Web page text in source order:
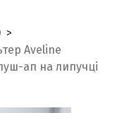
Aveline
ап на липучці